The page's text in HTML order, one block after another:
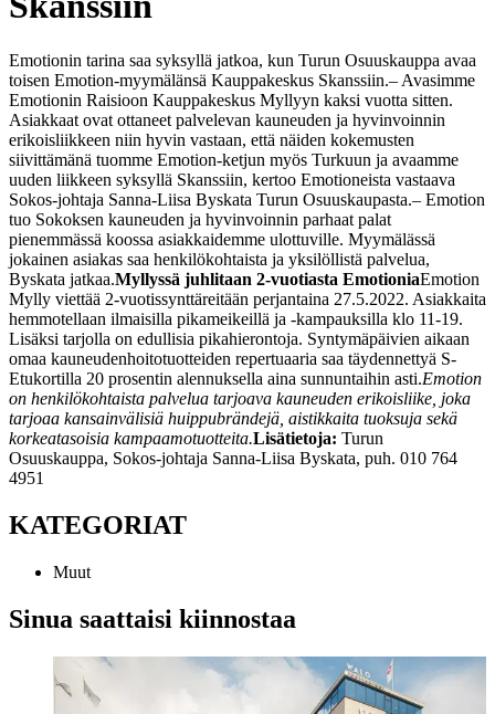
Emotionin tarina saa syksyllä jatkoa, kun Turun Osuuskauppa avaa
toisen Emotion-myymälänsä Kauppakeskus Skanssiin.– Avasimme
Emotionin Raisioon Kauppakeskus Myllyyn kaksi vuotta sitten.
Asiakkaat ovat ottaneet palvelevan kauneuden ja hyvinvoinnin
erikoisliikkeen niin hyvin vastaan, että näiden kokemusten
siivittämänä tuomme Emotion-ketjun myös Turkuun ja avaamme
uuden liikkeen syksyllä Skanssiin, kertoo Emotioneista vastaava
Sokos-johtaja Sanna-Liisa Byskata Turun Osuuskaupasta.– Emotion
tuo Sokoksen kauneuden ja hyvinvoinnin parhaat palat
pienemmässä koossa asiakkaidemme ulottuville. Myymälässä
jokainen asiakas saa henkilökohtaista ja yksilöllistä palvelua,
Byskata jatkaa.Myllyssä juhlitaan 2-vuotiasta EmotioniaEmotion
Mylly viettää 2-vuotissynttäreitään perjantaina 27.5.2022. Asiakkaita
hemmotellaan ilmaisilla pikameikeillä ja -kampauksilla klo 11-19.
Lisäksi tarjolla on edullisia pikahierontoja. Syntymäpäivien aikaan
omaa kauneudenhoitotuotteiden repertuaaria saa täydennettyä S-
Etukortilla 20 prosentin alennuksella aina sunnuntaihin asti.Emotion
on henkilökohtaista palvelua tarjoava kauneuden erikoisliike, joka
tarjoaa kansainvälisiä huippubrändejä, aistikkaita tuoksuja sekä
korkeatasoisia kampaamotuotteita.Lisätietoja: Turun
Osuuskauppa, Sokos-johtaja Sanna-Liisa Byskata, puh. 010 764
4951
KATEGORIAT
Muut
Sinua saattaisi kiinnostaa